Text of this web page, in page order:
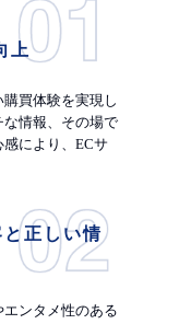
上
買体験を実現し
な情報、その場で
により、ECサ
正しい情
ンタメ性のある